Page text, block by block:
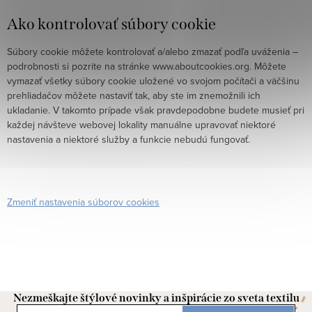
Ako kontrolovať súbory cookie
Súbory cookie môžete kontrolovať a/alebo zmazať podľa uváženia –
podrobnosti si pozrite na stránke www.aboutcookies.org. Môžete
vymazať všetky súbory cookie uložené vo svojom počítači a väčšinu
prehliadačov môžete nastaviť tak, aby ste im znemožnili ich
ukladanie. V takomto prípade však pravdepodobne budete musieť pri
každej návšteve webovej lokality manuálne upravovať niektoré
nastavenia a niektoré služby a funkcie nebudú fungovať.
Zmeniť nastavenia súborov cookies
Nezmeškajte štýlové novinky a inšpirácie zo sveta textilu